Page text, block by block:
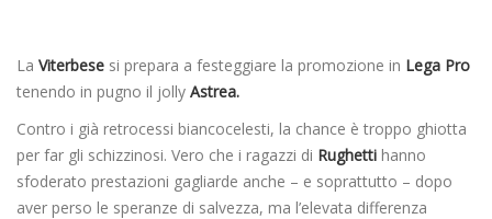
La Viterbese si prepara a festeggiare la promozione in Lega Pro
tenendo in pugno il jolly Astrea.
Contro i già retrocessi biancocelesti, la chance è troppo ghiotta
per far gli schizzinosi. Vero che i ragazzi di Rughetti hanno
sfoderato prestazioni gagliarde anche – e soprattutto – dopo
aver perso le speranze di salvezza, ma l’elevata differenza